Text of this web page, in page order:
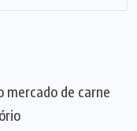
de carne